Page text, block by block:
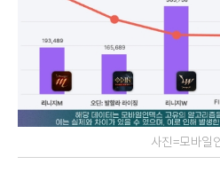
사진=모바일